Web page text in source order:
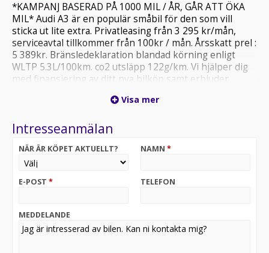
*KAMPANJ BASERAD PÅ 1000 MIL / ÅR, GÅR ATT ÖKA
MIL* Audi A3 är en populär småbil för den som vill
sticka ut lite extra. Privatleasing från 3 295 kr/mån,
serviceavtal tillkommer från 100kr / mån. Årsskatt prel :
5 389kr. Bränsledeklaration blandad körning enligt
WLTP 5.3L/100km. co2 utsläpp 122g/km. Vi hjälper dig
med finansiering av ditt nya bilköp samt erbjuder
nuvarande bil. Vill du veta mer om Audi Privatleasing?
eller Adam för mer information. 0357677600 eller maila
Tillsammans skapar vi rörelse.
Visa mer
Intresseanmälan
NÄR ÄR KÖPET AKTUELLT? NAMN *
E-POST * TELEFON
MEDDELANDE